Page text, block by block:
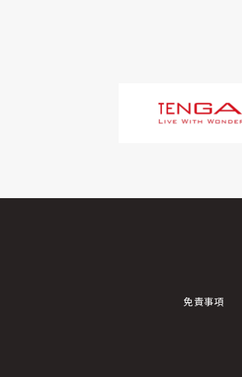
免責事項